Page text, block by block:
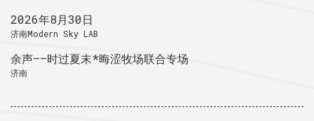
2026年8月30日
济南Modern Sky LAB
余声——时过夏末*晦涩牧场联合专场
济南